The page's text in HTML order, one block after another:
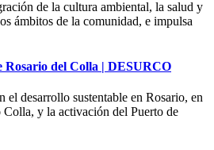
de la cultura ambiental, la salud y
ámbitos de la comunidad, e impulsa
Rosario del Colla | DESURCO
el desarrollo sustentable en Rosario, en
Colla, y la activación del Puerto de